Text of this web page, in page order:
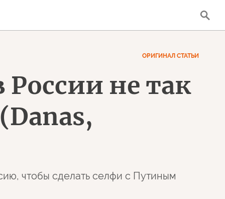
ОРИГИНАЛ СТАТЬИ
не так
чтобы сделать селфи с Путиным